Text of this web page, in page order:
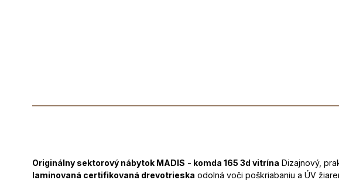
Originálny sektorový nábytok MADIS - komda 165 3d vitrína Dizajnový,
laminovaná certifikovaná drevotrieska odolná voči poškriabaniu a ÚV